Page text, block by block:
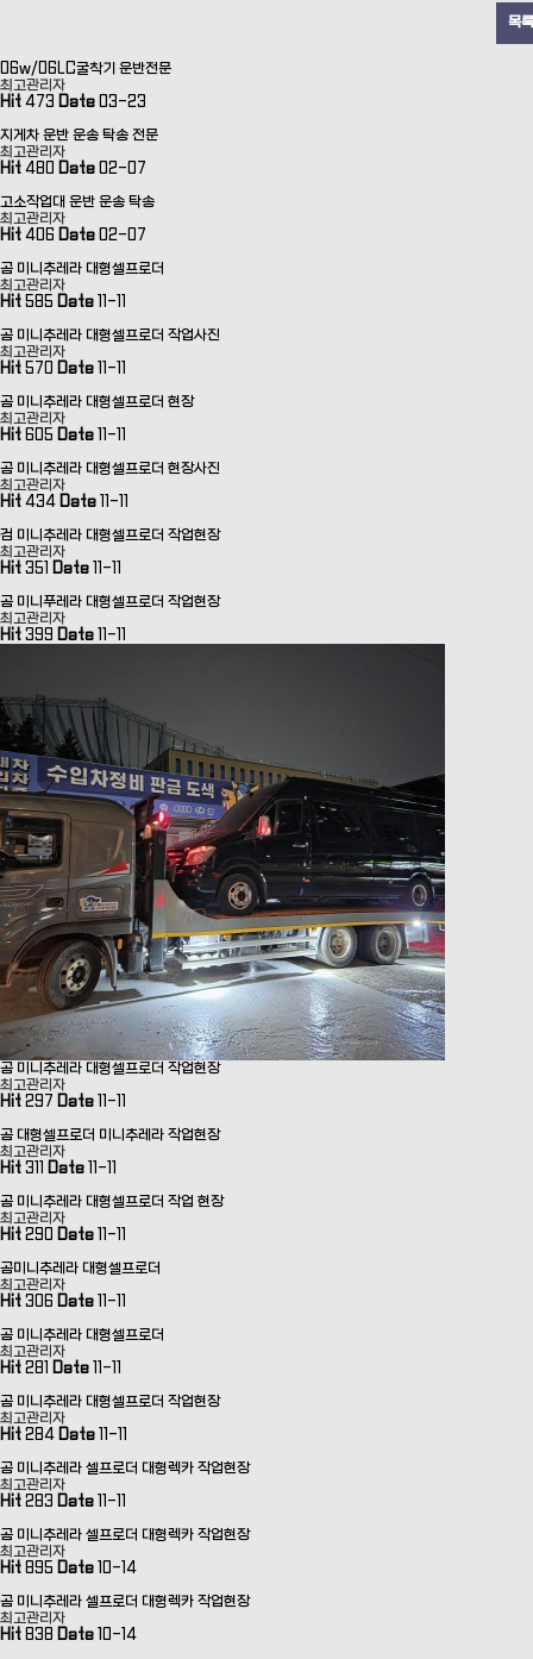
목록
06w/06LC굴착기 운반전문
최고관리자
Hit 473 Date 03-23
지게차 운반 운송 탁송 전문
최고관리자
Hit 480 Date 02-07
고소작업대 운반 운송 탁송
최고관리자
Hit 406 Date 02-07
곰 미니추레라 대형셀프로더
최고관리자
Hit 585 Date 11-11
곰 미니추레라 대형셀프로더 작업사진
최고관리자
Hit 570 Date 11-11
곰 미니추레라 대형셀프로더 현장
최고관리자
Hit 605 Date 11-11
곰 미니추레라 대형셀프로더 현장사진
최고관리자
Hit 434 Date 11-11
검 미니추레라 대형셀프로더 작업현장
최고관리자
Hit 351 Date 11-11
곰 미니푸레라 대형셀프로더 작업현장
최고관리자
Hit 399 Date 11-11
곰 미니추레라 대형셀프로더 작업현장
최고관리자
Hit 297 Date 11-11
곰 대형셀프로더 미니추레라 작업현장
최고관리자
Hit 311 Date 11-11
곰 미니추레라 대형셀프로더 작업 현장
최고관리자
Hit 290 Date 11-11
곰미니추레라 대형셀프로더
최고관리자
Hit 306 Date 11-11
곰 미니추레라 대형셀프로더
최고관리자
Hit 281 Date 11-11
곰 미니추레라 대형셀프로더 작업현장
최고관리자
Hit 284 Date 11-11
곰 미니추레라 셀프로더 대형렉카 작업현장
최고관리자
Hit 283 Date 11-11
곰 미니추레라 셀프로더 대형렉카 작업현장
최고관리자
Hit 895 Date 10-14
곰 미니추레라 셀프로더 대형렉카 작업현장
최고관리자
Hit 838 Date 10-14